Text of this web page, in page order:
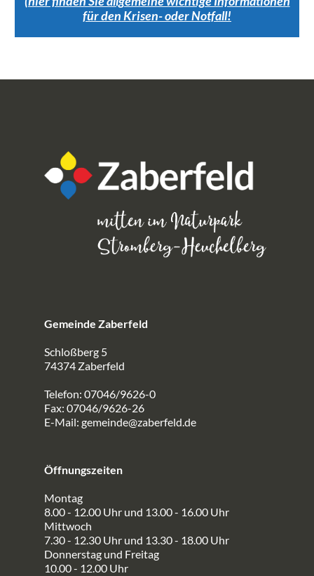
für den Krisen- oder Notfall!
Gemeinde Zaberfeld
Schloßberg 5
74374 Zaberfeld
Telefon: 07046/9626-0
Fax: 07046/9626-26
E-Mail: gemeinde@zaberfeld.de
Öffnungszeiten
Montag
8.00 - 12.00 Uhr und 13.00 - 16.00 Uhr
Mittwoch
7.30 - 12.30 Uhr und 13.30 - 18.00 Uhr
Donnerstag und Freitag
10.00 - 12.00 Uhr